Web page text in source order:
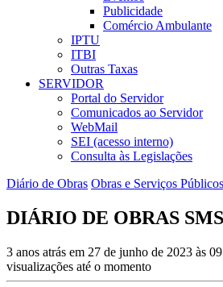
Publicidade
Comércio Ambulante
IPTU
ITBI
Outras Taxas
SERVIDOR
Portal do Servidor
Comunicados ao Servidor
WebMail
SEI (acesso interno)
Consulta às Legislações
Diário de Obras Obras e Serviços Públicos
DIÁRIO DE OBRAS
3 anos atrás em 27 de junho de 2023 às
visualizações até o momento